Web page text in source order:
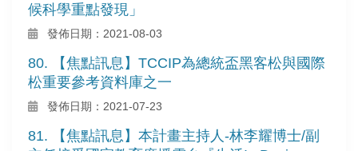
候科學重點發現」
發佈日期：2021-08-03
80. 【焦點訊息】TCCIP為總統盃黑客松與國際
松重要參考資料庫之一
發佈日期：2021-07-23
81. 【焦點訊息】本計畫主持人-林李耀博士/副